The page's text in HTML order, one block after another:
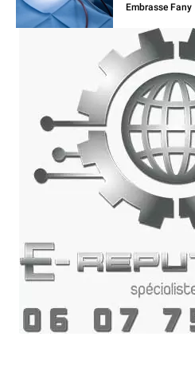
Embrasse Fany